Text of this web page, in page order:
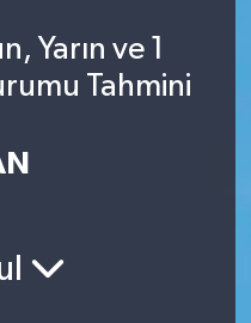
Yarın ve 1
Tahmini